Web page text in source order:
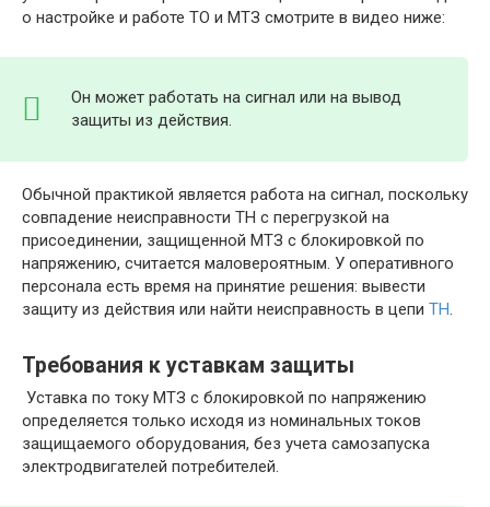
о настройке и работе ТО и МТЗ смотрите в видео ниже:
Он может работать на сигнал или на вывод
защиты из действия.
Обычной практикой является работа на сигнал, поскольку
совпадение неисправности ТН с перегрузкой на
присоединении, защищенной МТЗ с блокировкой по
напряжению, считается маловероятным. У оперативного
персонала есть время на принятие решения: вывести
защиту из действия или найти неисправность в цепи ТН.
Требования к уставкам защиты
Уставка по току МТЗ с блокировкой по напряжению
определяется только исходя из номинальных токов
защищаемого оборудования, без учета самозапуска
электродвигателей потребителей.